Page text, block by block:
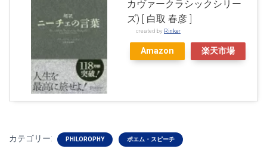
カヴァークラシックシリー
ズ) [ 白取 春彦 ]
created by Rinker
Amazon 楽天市場
カテゴリー: PHILOROPHY ポエム・スピーチ